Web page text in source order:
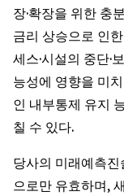
장·확장을 위한 충
금리 상승으로 인
세스·시설의 중단·
능성에 영향을 미
인 내부통제 유지
칠 수 있다.
당사의 미래예측
으로만 유효하며,